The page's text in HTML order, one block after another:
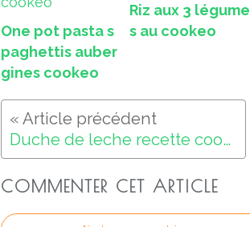
One pot pasta s
paghettis auber
gines cookeo
Riz aux 3 légume
s au cookeo
Duche de leche recette cookeo (confiture de lait )
COMMENTER CET ARTICLE